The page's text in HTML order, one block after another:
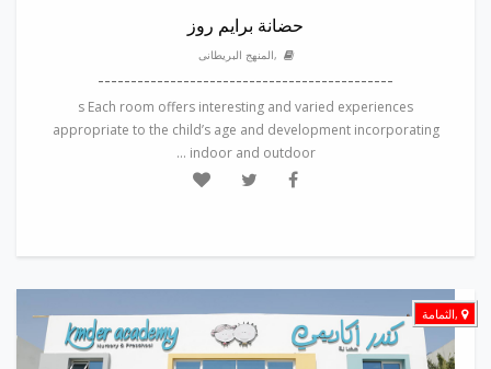
حضانة برايم روز
,المنهج البريطانى
---------------------------------------------
s Each room offers interesting and varied experiences
appropriate to the child’s age and development incorporating
indoor and outdoor ...
,الثمامة